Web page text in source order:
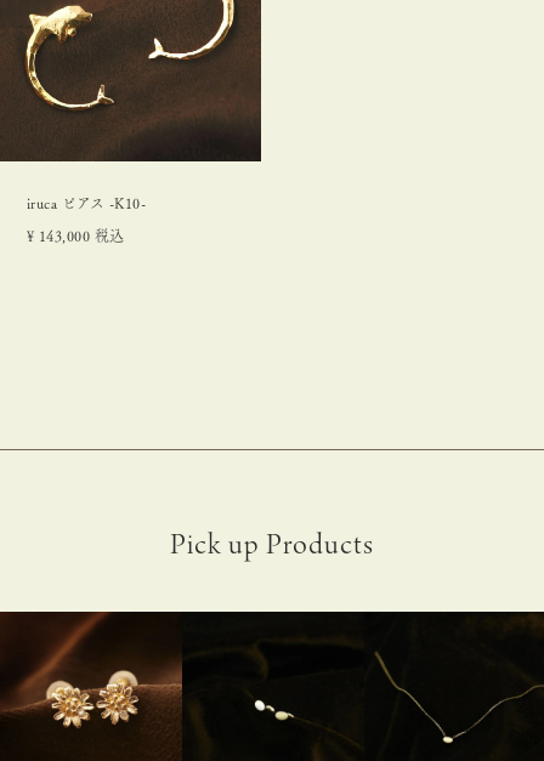
iruca ピアス -K10-
¥ 143,000 税込